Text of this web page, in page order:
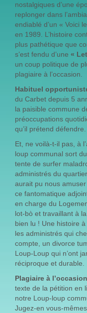
nostalgiques d’une
replonger dans
endiablé d’un « Voici
en 1989. L’histoire
plus pathétique que
s’est fendu d’une «
un coup politique de
plagiaire à l’occasion.
Habituel
du Carbet depuis 5
la paisible commune
préoccupations
qu’il prétend défendre.
Et, ne voilà-t-il pas, à
loup communal sort
tente de surfer
administrés du
aurait pu nous
ce fantomatique
en charge du
lot-bò et travaillant à
bien lu ! Une histoire
les administrés qui
compte, un divorce
Loup-Loup qui n’ont
réciproque et durable.
Plagiaire à l’occasion
texte de la pétition en
notre Loup-loup
Jugez-en vous-